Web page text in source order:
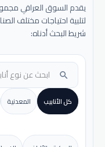
يقدم السوق العراقي
لتلبية احتياجات مختلف
شريط البحث أدناه:
search
كل الأنابيب المعدنية